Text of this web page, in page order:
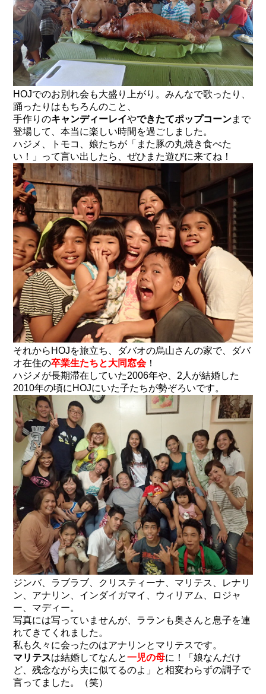
HOJでのお別れ会も大盛り上がり。みんなで歌ったり、
踊ったりはもちろんのこと、
手作りのキャンディーレイやできたてポップコーンまで
登場して、本当に楽しい時間を過ごしました。
ハジメ、トモコ、娘たちが「また豚の丸焼き食べた
い！」って言い出したら、ぜひまた遊びに来てね！
それからHOJを旅立ち、ダバオの烏山さんの家で、ダバ
オ在住の卒業生たちと大同窓会！
ハジメが長期滞在していた2006年や、2人が結婚した
2010年の頃にHOJにいた子たちが勢ぞろいです。
ジンバ、ラブラブ、クリスティーナ、マリテス、レナリ
ン、アナリン、インダイガマイ、ウィリアム、ロジャ
ー、マディー。
写真には写っていませんが、ラランも奥さんと息子を連
れてきてくれました。
私も久々に会ったのはアナリンとマリテスです。
マリテスは結婚してなんと一児の母に！「娘なんだけ
ど、残念ながら夫に似てるのよ」と相変わらずの調子で
言ってました。（笑）